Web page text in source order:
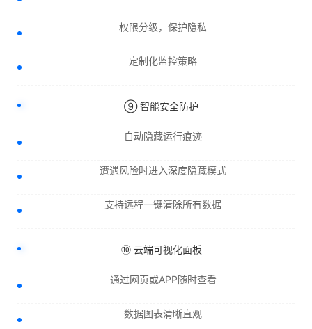
权限分级，保护隐私
定制化监控策略
⑨ 智能安全防护
自动隐藏运行痕迹
遭遇风险时进入深度隐藏模式
支持远程一键清除所有数据
⑩ 云端可视化面板
通过网页或APP随时查看
数据图表清晰直观